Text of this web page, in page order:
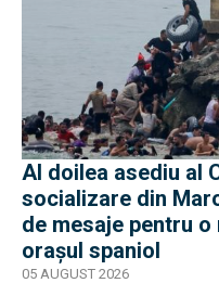
Al doilea asediu al
socializare din
de mesaje pentru
orașul spaniol
05 AUGUST 2026